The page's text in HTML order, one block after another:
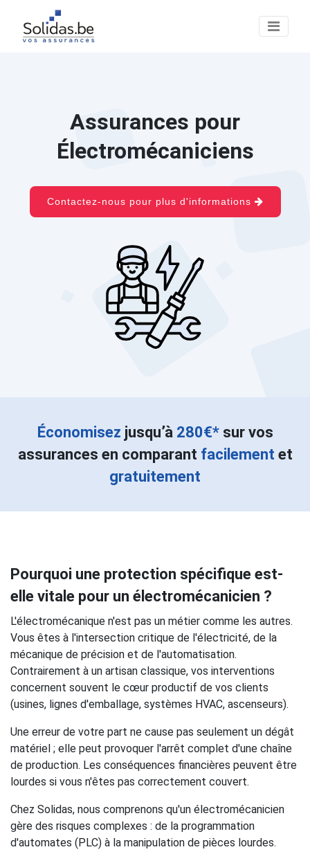
Assurances pour
Électromécaniciens
Contactez-nous pour plus d'informations
Économisez jusqu’à 280€*sur vos
assurances en comparant facilement et
gratuitement
Pourquoi une protection spécifique est-
elle vitale pour un électromécanicien ?
L'électromécanique n'est pas un métier comme les autres.
Vous êtes à l'intersection critique de l'électricité, de la
mécanique de précision et de l'automatisation.
Contrairement à un artisan classique, vos interventions
concernent souvent le cœur productif de vos clients
(usines, lignes d'emballage, systèmes HVAC, ascenseurs).
Une erreur de votre part ne cause pas seulement un dégât
matériel ; elle peut provoquer l'arrêt complet d'une chaîne
de production. Les conséquences financières peuvent être
lourdes si vous n'êtes pas correctement couvert.
Chez Solidas, nous comprenons qu'un électromécanicien
gère des risques complexes : de la programmation
d'automates (PLC) à la manipulation de pièces lourdes.